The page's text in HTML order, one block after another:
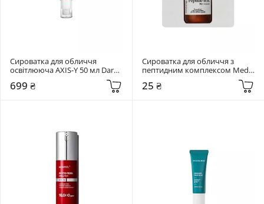
Сироватка для обличчя
освітлююча AXIS-Y 50 мл Dark
Spot Correcting Glow Serum
699 ₴
Сироватка для обличчя з
пептидним комплексом Medi-
Ampoule
25 ₴